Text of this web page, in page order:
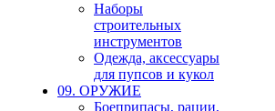
Наборы
строительных
инструментов
Одежда, аксессуары
для пупсов и кукол
09. ОРУЖИЕ
Боеприпасы, рации,